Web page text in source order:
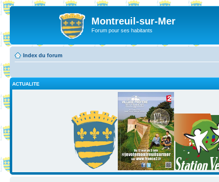
Montreuil-sur-Mer
Forum pour ses habitants
Index du forum
ACTUALITE